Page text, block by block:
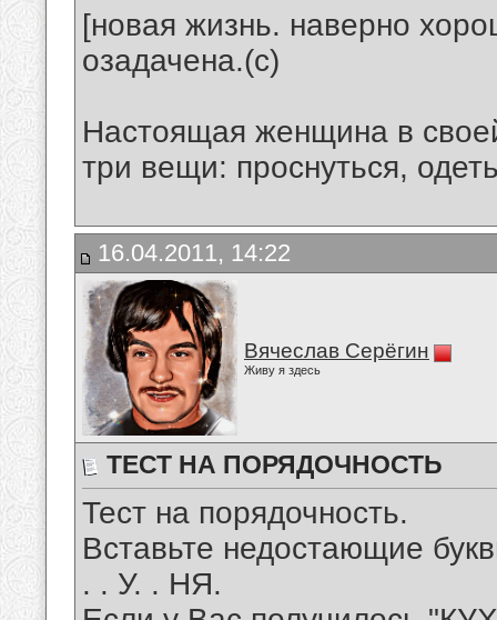
[новая жизнь. наверно
озадачена.(с)
Настоящая женщина в
три вещи: проснуться,
16.04.2011, 14:22
Вячеслав Серёгин
Живу я здесь
ТЕСТ НА ПОРЯДОЧНОСТЬ
Тест на порядочность.
Вставьте недостающие
. . У. . НЯ.